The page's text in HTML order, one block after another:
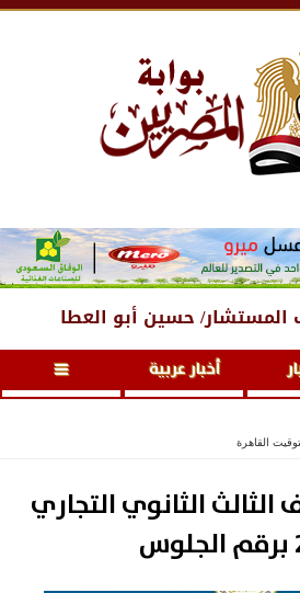
المستشار/ حسين أبو العطا
أخبار عربية
القاهرة
الثالث الثانوي التجاري